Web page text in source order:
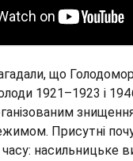
що
1921–1923 і
Присутні
часу: насильницьке